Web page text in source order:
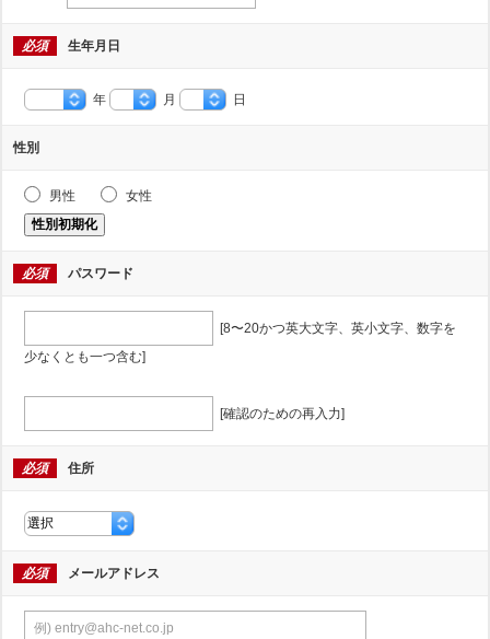
必須 生年月日
年 月 日
性別
男性
女性
性別初期化
必須 パスワード
[8〜20かつ英大文字、英小文字、数字を
少なくとも一つ含む]
[確認のための再入力]
必須 住所
必須 メールアドレス